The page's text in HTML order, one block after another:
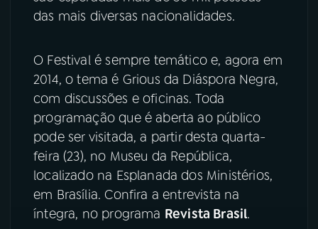
08 FESTIVAL DE MÚSICA
ACOMPANHE A RÁDIO NACIONAL
YouTube Facebook
Instagram
TikTok
das mais diversas nacionalidades.
O Festival é sempre temático e, agora em
2014, o tema é Grious da Diáspora Negra,
com discussões e oficinas. Toda
programação que é aberta ao público
pode ser visitada, a partir desta quarta-
feira (23), no Museu da República,
localizado na Esplanada dos Ministérios,
em Brasília. Confira a entrevista na
íntegra, no programa Revista Brasil.